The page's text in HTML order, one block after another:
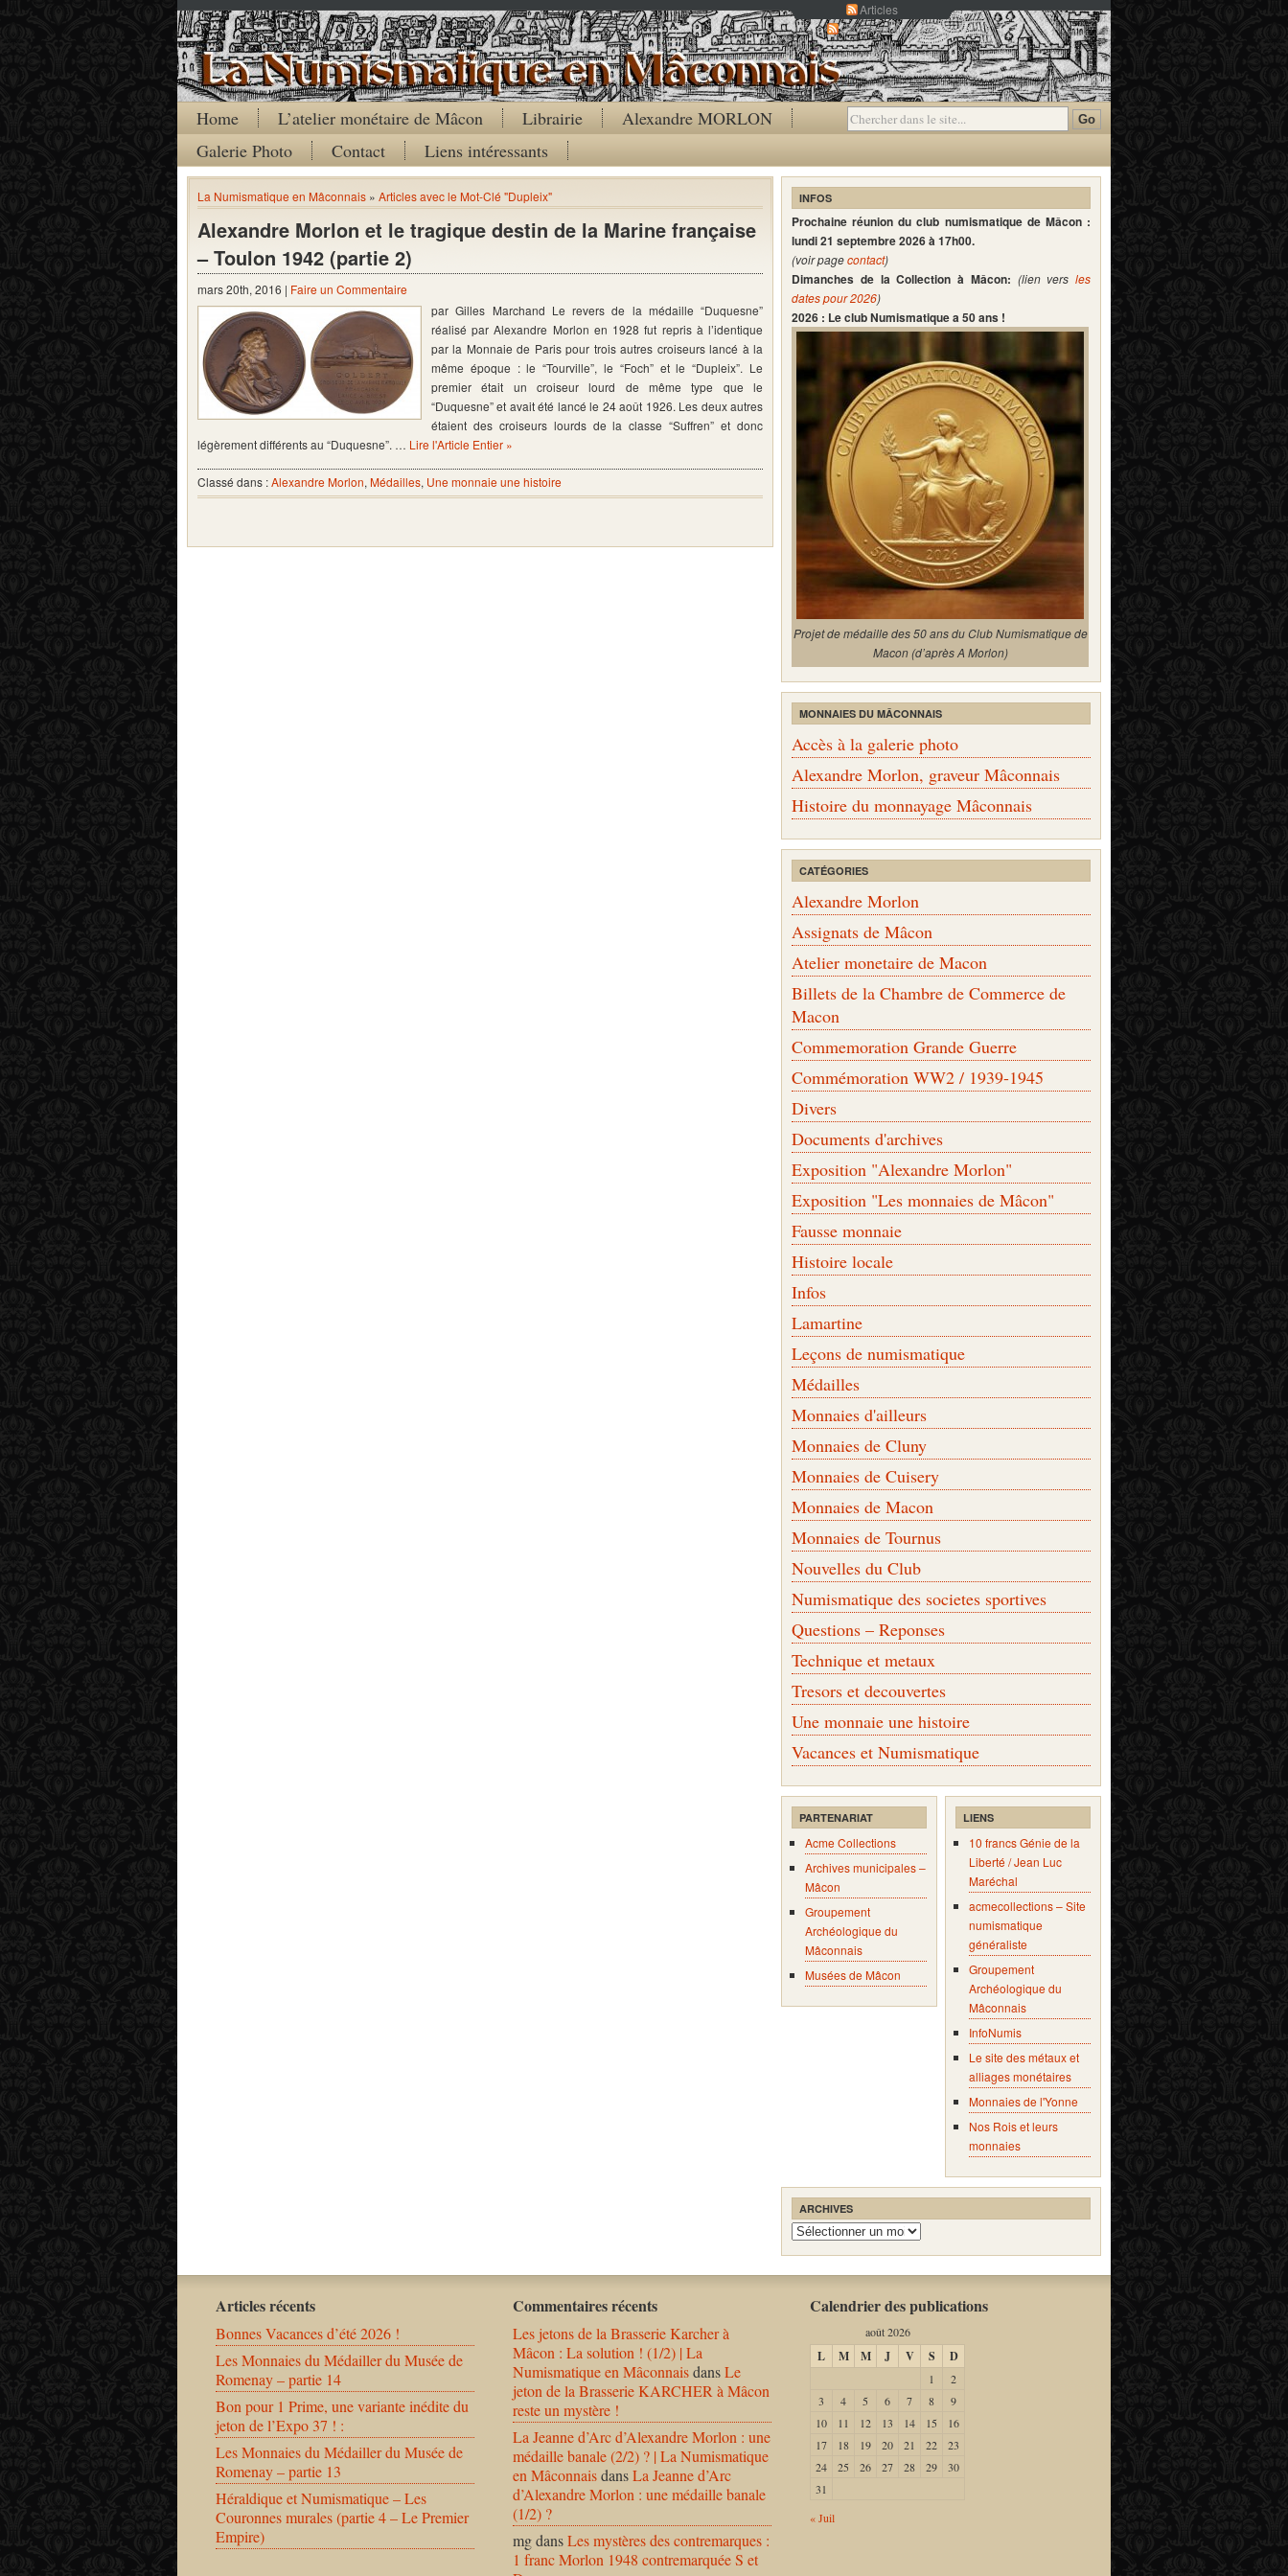
Articles
Commentaires
Home L’atelier monétaire de Mâcon Librairie
Alexandre MORLON
Galerie Photo
Contact Liens intéressants
La Numismatique en Mâconnais » Articles avec le Mot-Clé "Dupleix"
Alexandre Morlon et le tragique destin de la Marine française
– Toulon 1942 (partie 2)
mars 20th, 2016 | Faire un Commentaire
par Gilles Marchand Le revers de la médaille “Duquesne”
réalisé par Alexandre Morlon en 1928 fut repris à l’identique
par la Monnaie de Paris pour trois autres croiseurs lancé à la
même époque : le “Tourville”, le “Foch” et le “Dupleix”. Le
premier était un croiseur lourd de même type que le
“Duquesne” et avait été lancé le 24 août 1926. Les deux autres
étaient des croiseurs lourds de la classe “Suffren” et donc
légèrement différents au “Duquesne”. … Lire l'Article Entier »
Classé dans :Alexandre Morlon, Médailles, Une monnaie une histoire
INFOS
Prochaine réunion du club numismatique de Mâcon :
lundi 21 septembre 2026 à 17h00.
(voir pagecontact)
Dimanches de la Collection à Mâcon: (lien vers les
dates pour 2026)
2026 : Le club Numismatique a 50 ans !
Projet de médaille des 50 ans du Club Numismatique de
Macon (d’après A Morlon)
MONNAIES DU MÂCONNAIS
Accès à la galerie photo
Alexandre Morlon, graveur Mâconnais
Histoire du monnayage Mâconnais
CATÉGORIES
Alexandre Morlon
Assignats de Mâcon
Atelier monetaire de Macon
Billets de la Chambre de Commerce de
Macon
Commemoration Grande Guerre
Commémoration WW2 / 1939-1945
Divers
Documents d'archives
Exposition "Alexandre Morlon"
Exposition "Les monnaies de Mâcon"
Fausse monnaie
Histoire locale
Infos
Lamartine
Leçons de numismatique
Médailles
Monnaies d'ailleurs
Monnaies de Cluny
Monnaies de Cuisery
Monnaies de Macon
Monnaies de Tournus
Nouvelles du Club
Numismatique des societes sportives
Questions – Reponses
Technique et metaux
Tresors et decouvertes
Une monnaie une histoire
Vacances et Numismatique
PARTENARIAT
Acme Collections
Archives municipales –
Mâcon
Groupement
Archéologique du
Mâconnais
Musées de Mâcon
LIENS
10 francs Génie de la
Liberté / Jean Luc
Maréchal
acmecollections – Site
numismatique
généraliste
Groupement
Archéologique du
Mâconnais
InfoNumis
Le site des métaux et
alliages monétaires
Monnaies de l'Yonne
Nos Rois et leurs
monnaies
ARCHIVES
Archives
Articles récents
Bonnes Vacances d’été 2026 !
Les Monnaies du Médailler du Musée de
Romenay – partie 14
Bon pour 1 Prime, une variante inédite du
jeton de l’Expo 37 ! :
Les Monnaies du Médailler du Musée de
Romenay – partie 13
Héraldique et Numismatique – Les
Couronnes murales (partie 4 – Le Premier
Empire)
Commentaires récents
Les jetons de la Brasserie Karcher à
Mâcon : La solution ! (1/2) | La
Numismatique en MâconnaisdansLe
jeton de la Brasserie KARCHER à Mâcon
reste un mystère !
La Jeanne d’Arc d’Alexandre Morlon : une
médaille banale (2/2) ? | La Numismatique
en MâconnaisdansLa Jeanne d’Arc
d’Alexandre Morlon : une médaille banale
(1/2) ?
mgdansLes mystères des contremarques :
1 franc Morlon 1948 contremarquée S et
Calendrier des publications
août 2026
L M M J V S D
1
2
3
4 5 6 7 8
9
10
11 12 13 14 15
16
17
18 19 20 21 22
23
24
25 26 27 28 29
30
31
« Juil